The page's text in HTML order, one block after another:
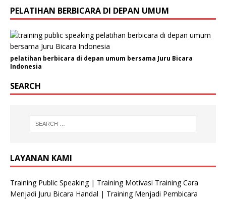
PELATIHAN BERBICARA DI DEPAN UMUM
pelatihan berbicara di depan umum bersama Juru Bicara
Indonesia
SEARCH
LAYANAN KAMI
Training Public Speaking | Training Motivasi Training Cara
Menjadi Juru Bicara Handal | Training Menjadi Pembicara